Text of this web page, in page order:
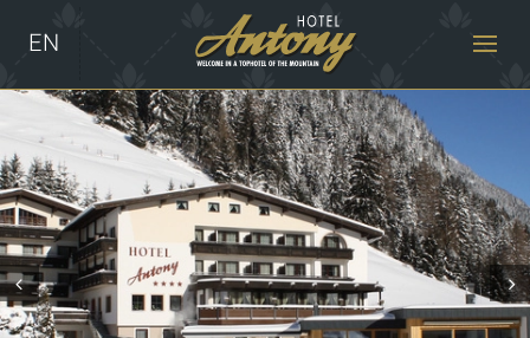
EN
Prev Next